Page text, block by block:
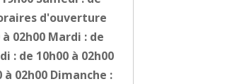
d'ouverture
02h00 Mardi : de
: de 10h00 à 02h00
à 02h00 Dimanche :